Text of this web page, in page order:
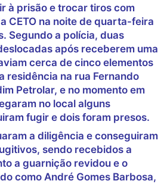
à prisão e trocar tiros com
CETO na noite de quarta-feira
Segundo a polícia, duas
após receberem uma
cerca de cinco elementos
residência na rua Fernando
Petrolar, e no momento em
no local alguns
fugir e dois foram presos.
a diligência e conseguiram
sendo recebidos a
a guarnição revidou e o
como André Gomes Barbosa,